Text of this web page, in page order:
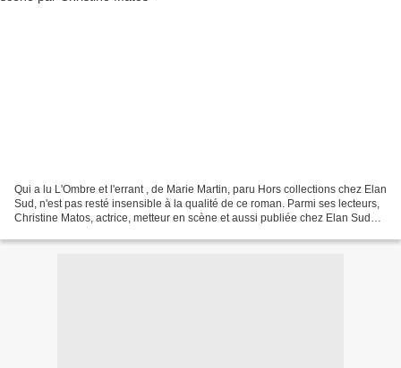
Qui a lu L'Ombre et l'errant , de Marie Martin, paru Hors collections chez Elan
Sud, n'est pas resté insensible à la qualité de ce roman. Parmi ses lecteurs,
Christine Matos, actrice, metteur en scène et aussi publiée chez Elan Sud